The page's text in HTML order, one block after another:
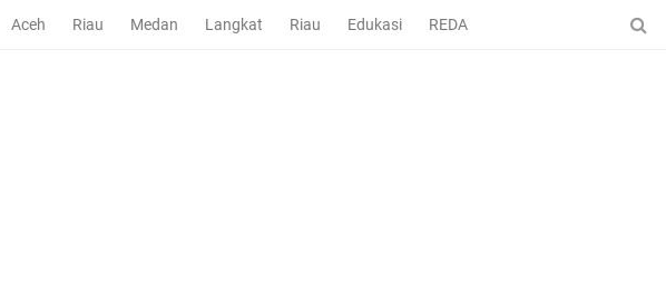
Aceh Riau Medan Langkat Riau Edukasi REDAKSI